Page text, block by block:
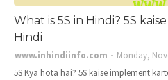
What is 5S in Hindi? 5S
Hindi
www.inhindiinfo.com
Monday,
5S Kya hota hai? 5S kaise implement